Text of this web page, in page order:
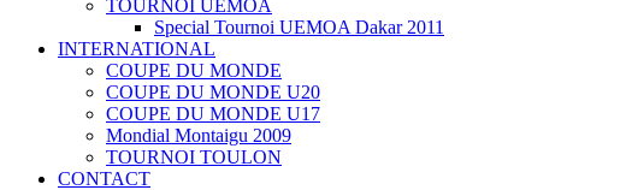
TOURNOI UEMOA
Special Tournoi UEMOA Dakar 2011
INTERNATIONAL
COUPE DU MONDE
COUPE DU MONDE U20
COUPE DU MONDE U17
Mondial Montaigu 2009
TOURNOI TOULON
CONTACT